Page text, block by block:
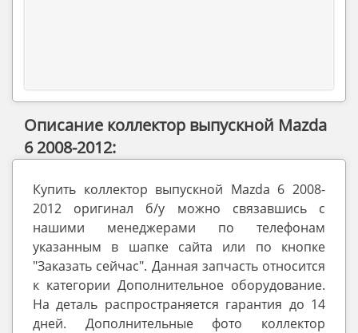
Описание коллектор выпускной Mazda
6 2008-2012:
Купить коллектор выпускной Mazda 6 2008-
2012 оригинал б/у можно связавшись с
нашими менеджерами по телефонам
указанным в шапке сайта или по кнопке
"Заказать сейчас". Данная запчасть относится
к категории Дополнительное оборудование.
На деталь распространяется гарантия до 14
дней. Дополнительные фото коллектор